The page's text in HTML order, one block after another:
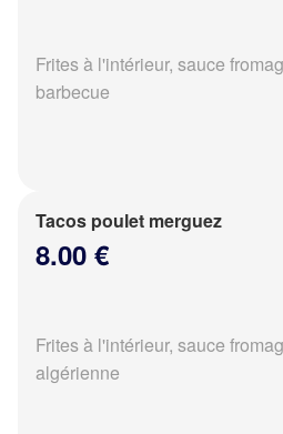
Frites à l'intérieur, sauce
barbecue
Tacos poulet merguez
8.00 €
Frites à l'intérieur, sauce
algérienne